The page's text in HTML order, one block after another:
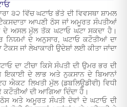
੩੨ ਵਿੱਚ ਘਟਾਓ ਭੱਤੇ ਦੀ ਵਿਵਸਥਾ ਸ਼ਾਮਲ
ਆਪਣੀ ਠੋਸ ਜਾਂ ਅਮੂਰਤ ਸੰਪਤੀਆਂ
ਦੇ ਅਸਲ ਮੁੱਲ ਤੱਕ ਘਟਾਓ ਘਟਾ ਸਕਦਾ ਹੈ।
ਦੇ ਅਨੁਸਾਰ, ਘਟਾਓ ਕਟੌਤੀਆਂ ਦਾ
ਜਾਂ ਲੇਖਾਕਾਰੀ ਉਦੇਸ਼ਾਂ ਲਈ ਕੀਤਾ ਜਾਂਦਾ
ਦਾ ਟੀਚਾ ਕਿਸੇ ਸੰਪਤੀ ਦੀ ਉਮਰ ਭਰ ਦੀ
ਇਕਾਈ ਦੇ ਲਾਭ ਅਤੇ ਨੁਕਸਾਨ ਦੇ ਬਿਆਨਾਂ
ਐਕਟ ਲਿਖਤੀ ਮੁੱਲ (ਡਬਲਿਊਡੀਵੀ) ਵਿਧੀ
ਕਟੌਤੀਆਂ ਦੀ ਆਗਿਆ ਦਿੰਦਾ ਹੈ।
ਅਤੇ ਅਮੂਰਤ ਸੰਪਤੀ ਦੋਵਾਂ ਦੇ ਘਟਾਓ ਦੀ